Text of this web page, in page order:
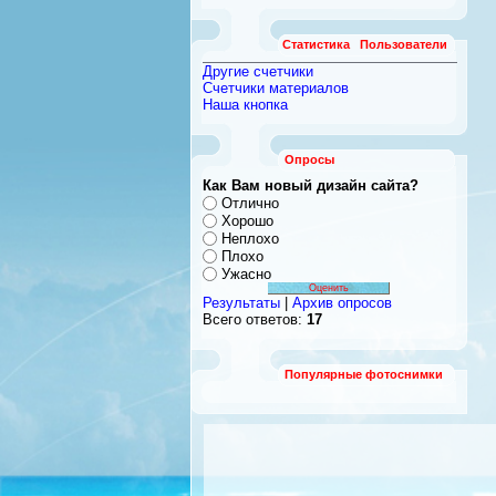
Статистика Пользователи
Другие счетчики
Счетчики материалов
Наша кнопка
Опросы
Как Вам новый дизайн сайта?
Отлично
Хорошо
Неплохо
Плохо
Ужасно
Результаты
Архив опросов
Всего ответов: 17
Популярные фотоснимки